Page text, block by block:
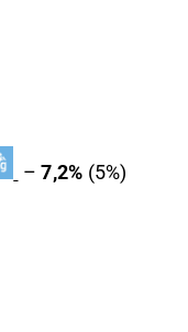
–7,2% (5%)